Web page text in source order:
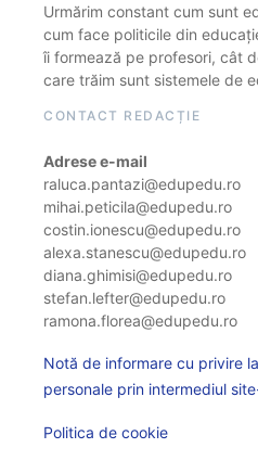
Urmărim constant cum sunt
cum face politicile din
îi formează pe profesori, cât
care trăim sunt sistemele de
CONTACT REDACȚIE
Adrese e-mail
raluca.pantazi@edupedu.ro
mihai.peticila@edupedu.ro
costin.ionescu@edupedu.ro
alexa.stanescu@edupedu.ro
diana.ghimisi@edupedu.ro
stefan.lefter@edupedu.ro
ramona.florea@edupedu.ro
Notă de informare cu privire
personale prin intermediul
Politica de cookie